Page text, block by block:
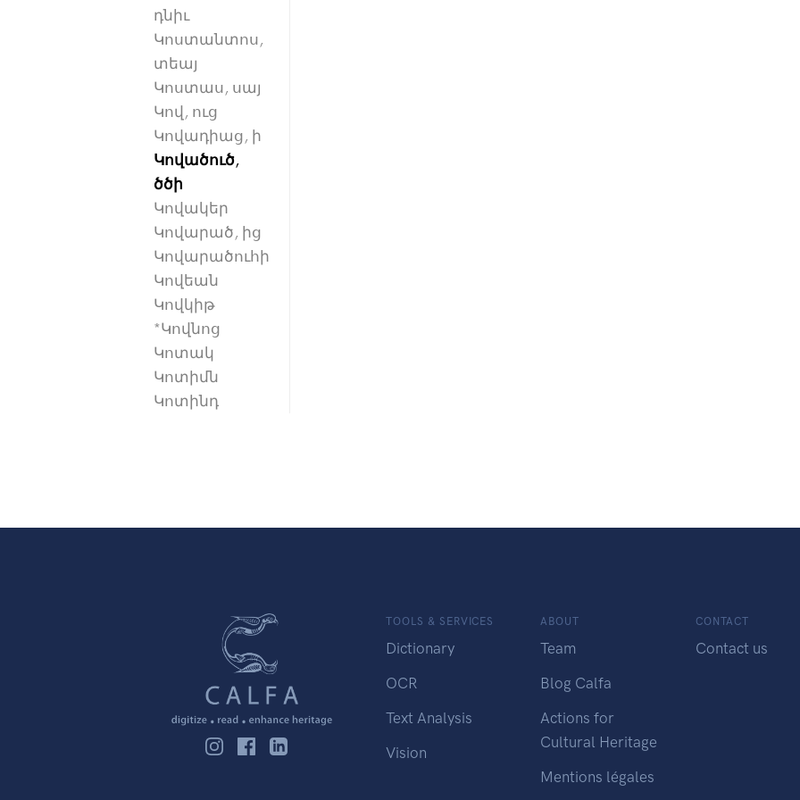
դնիւ
Կոստանտոս,
տեայ
Կոստաս, սայ
Կով, ուց
Կովադիաց, ի
Կովածուծ,
ծծի
Կովակեր
Կովարած, ից
Կովարածուհի
Կովեան
Կովկիթ
*Կովնոց
Կոտակ
Կոտիմն
Կոտինդ
TOOLS & SERVICES
Dictionary
OCR
Text Analysis
Vision
ABOUT
Team
Blog Calfa
Actions for
Cultural Heritage
Mentions légales
CONTACT
Contact us